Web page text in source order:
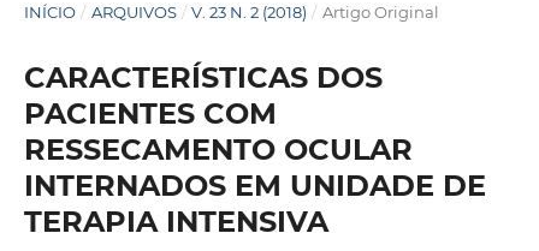
INÍCIO / ARQUIVOS / V. 23 N. 2 (2018) / Artigo Original
CARACTERÍSTICAS DOS
PACIENTES COM
RESSECAMENTO OCULAR
INTERNADOS EM UNIDADE DE
TERAPIA INTENSIVA